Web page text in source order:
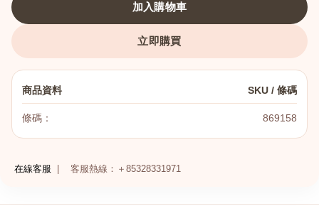
加入購物車
立即購買
商品資料 SKU / 條碼
條碼： 869158
在線客服 客服熱線：＋85328331971